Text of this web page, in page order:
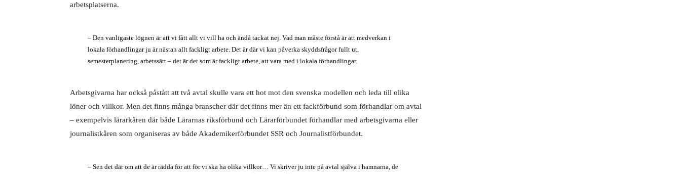
arbetsplatserna.
– Den vanligaste lögnen är att vi fått allt vi vill ha och ändå tackat nej. Vad man måste förstå är att medverkan i
lokala förhandlingar ju är nästan allt fackligt arbete. Det är där vi kan påverka skyddsfrågor fullt ut,
semesterplanering, arbetssätt – det är det som är fackligt arbete, att vara med i lokala förhandlingar.
Arbetsgivarna har också påstått att två avtal skulle vara ett hot mot den svenska modellen och leda till olika
löner och villkor. Men det finns många branscher där det finns mer än ett fackförbund som förhandlar om avtal
– exempelvis lärarkåren där både Lärarnas riksförbund och Lärarförbundet förhandlar med arbetsgivarna eller
journalistkåren som organiseras av både Akademikerförbundet SSR och Journalistförbundet.
– Sen det där om att de är rädda för att för vi ska ha olika villkor… Vi skriver ju inte på avtal själva i hamnarna, de